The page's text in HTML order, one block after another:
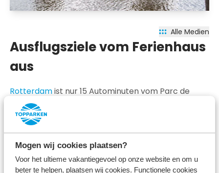
Mogen wij cookies plaatsen?
Voor het ultieme vakantiegevoel op onze website en om u
beter te helpen, plaatsen wij cookies. Functionele cookies
Alle Medien
Ausflugsziele vom Ferienhaus
aus
Rotterdamist nur 15 Autominuten vom Parc de
IJsselhoeve entfernt. Von Ihrem Ferienhaus in der
Nähe von Rotterdam aus können Sie den Euromast,
die Markthalle oder die Würfelhäuser besuchen.
Bewundern Sie das Wasser von der Erasmusbrücke
aus oder machen Sie eine Bootsfahrt auf der Maas,